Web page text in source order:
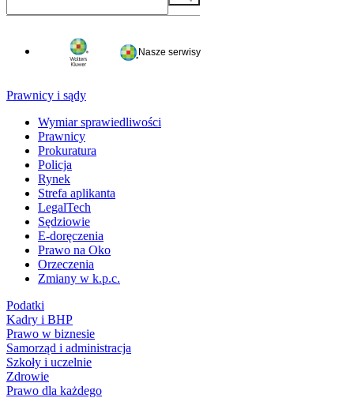
Nasze serwisy
Prawnicy i sądy
Wymiar sprawiedliwości
Prawnicy
Prokuratura
Policja
Rynek
Strefa aplikanta
LegalTech
Sędziowie
E-doręczenia
Prawo na Oko
Orzeczenia
Zmiany w k.p.c.
Podatki
Kadry i BHP
Prawo w biznesie
Samorząd i administracja
Szkoły i uczelnie
Zdrowie
Prawo dla każdego